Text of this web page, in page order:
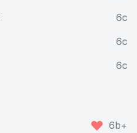
6c
6c
6c
6b+